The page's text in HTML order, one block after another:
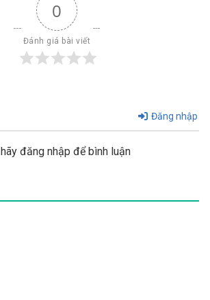
0
Đánh giá bài viết
Đăng nhập
đăng nhập để bình luận